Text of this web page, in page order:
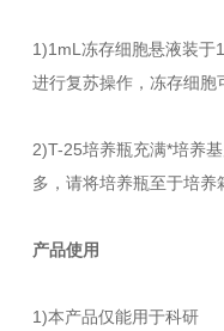
1)1mL冻存细胞悬液装于
进行复苏操作，冻存细
2)T-25培养瓶充满*培养
多，请将培养瓶至于培
产品使用
1)本产品仅能用于科研